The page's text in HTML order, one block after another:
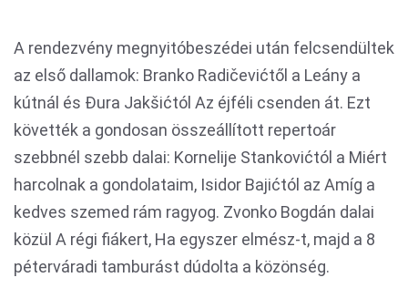
A rendezvény megnyitóbeszédei után felcsendültek
az első dallamok: Branko Radičevićtől a Leány a
kútnál és Đura Jakšićtól Az éjféli csenden át. Ezt
követték a gondosan összeállított repertoár
szebbnél szebb dalai: Kornelije Stankovićtól a Miért
harcolnak a gondolataim, Isidor Bajićtól az Amíg a
kedves szemed rám ragyog. Zvonko Bogdán dalai
közül A régi fiákert, Ha egyszer elmész-t, majd a 8
péterváradi tamburást dúdolta a közönség.